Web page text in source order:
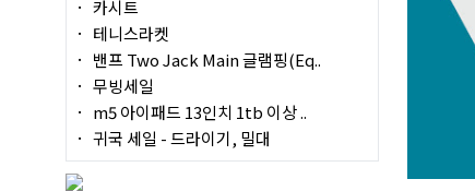
카시트
테니스라켓
밴프 Two Jack Main 글램핑(Eq..
무빙세일
m5 아이패드 13인치 1tb 이상 ..
귀국 세일 - 드라이기, 밀대